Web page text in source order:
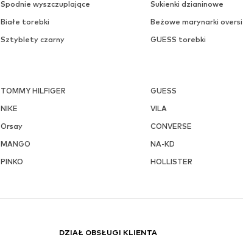
Spodnie wyszczuplające Sukienki dzianinowe
Białe torebki Beżowe marynarki
Sztyblety czarny GUESS torebki
TOMMY HILFIGER GUESS
NIKE VILA
Orsay CONVERSE
MANGO NA-KD
PINKO HOLLISTER
DZIAŁ OBSŁUGI KLIENTA